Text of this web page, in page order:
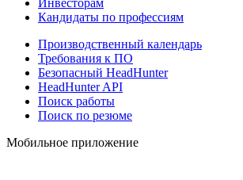
Кандидаты по профессиям
Производственный календарь
Требования к ПО
Безопасный HeadHunter
HeadHunter API
Поиск работы
Поиск по резюме
Мобильное приложение